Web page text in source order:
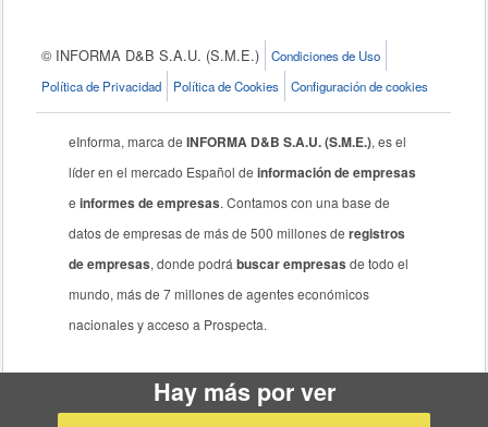
© INFORMA D&B S.A.U. (S.M.E.)
Condiciones de Uso
Política de Privacidad
Política de Cookies Configuración de cookies
eInforma, marca deINFORMA D&B S.A.U. (S.M.E.), es el
líder en el mercado Español deinformación de empresas
einformes de empresas. Contamos con una base de
datos de empresas de más de 500 millones deregistros
de empresas, donde podrábuscar empresas de todo el
mundo, más de 7 millones de agentes económicos
nacionales y acceso a Prospecta.
Hay más por ver